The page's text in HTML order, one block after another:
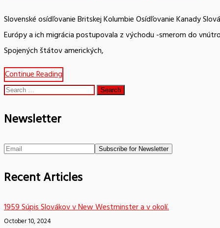
Slovenské osídľovanie Britskej Kolumbie Osídľovanie Kanady
Európy a ich migrácia postupovala z východu -smerom do
Spojených štátov amerických,
Continue Reading
Search
Newsletter
Recent Articles
1959 Súpis Slovákov v New Westminster a v okolí.
October 10, 2024